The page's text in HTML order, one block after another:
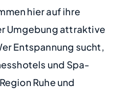
hier auf ihre
Umgebung attraktive
Entspannung sucht,
und Spa-
Ruhe und